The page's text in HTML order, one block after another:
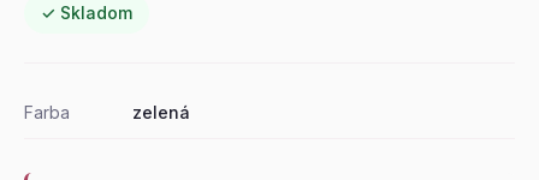
✓ Skladom
Farba zelená